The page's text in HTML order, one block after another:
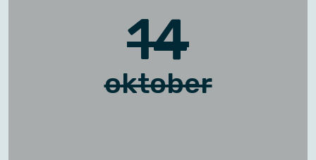
14
oktober